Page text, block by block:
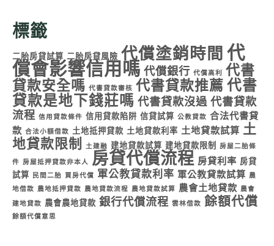
標籤
二胎房貸試算 二胎房貸風險 代償塗銷時間 代
償會影響信用嗎 代償銀行 代償高利
代書
貸款安全嗎 代書貸款審核 代書貸款推薦 代書
貸款是地下錢莊嗎 代書貸款沒過 代書貸款
流程 信用貸款條件 信用貸款陷阱 信貸試算 公教貸款 合法代書貸
款 合法小額借款 土地抵押貸款 土地貸款利率 土地貸款試算 土
地貸款限制
土建融 建地貸款試算 建地貸款限制 房屋二胎條
件 房屋抵押貸款非本人 房貸代償流程 房貸利率 房貸
試算
民間二胎 買房代償 軍公教貸款利率 軍公教貸款試算
農
地借款
農地抵押貸款 農地貸款流程 農地貸款試算 農會土地貸款 農會
建地貸款 農會農地貸款 銀行代償流程 雲林借款 餘額代償
餘額代償意思